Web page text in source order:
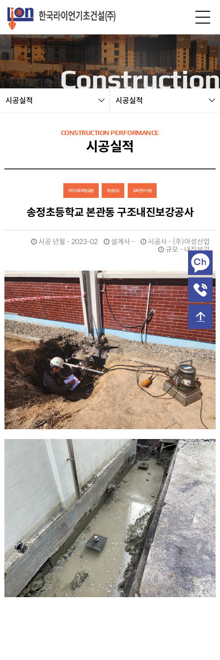
Construction
시공실적 시공실적
CONSTRUCTION PERFORMANCE
시공실적
마이크로파일공법 경상남도 교육연구시설
송정초등학교 본관동 구조내진보강공사
시공사 - (주)아성산업
설계사 -
시공 년월 - 2023-02
규모 - 내진보강